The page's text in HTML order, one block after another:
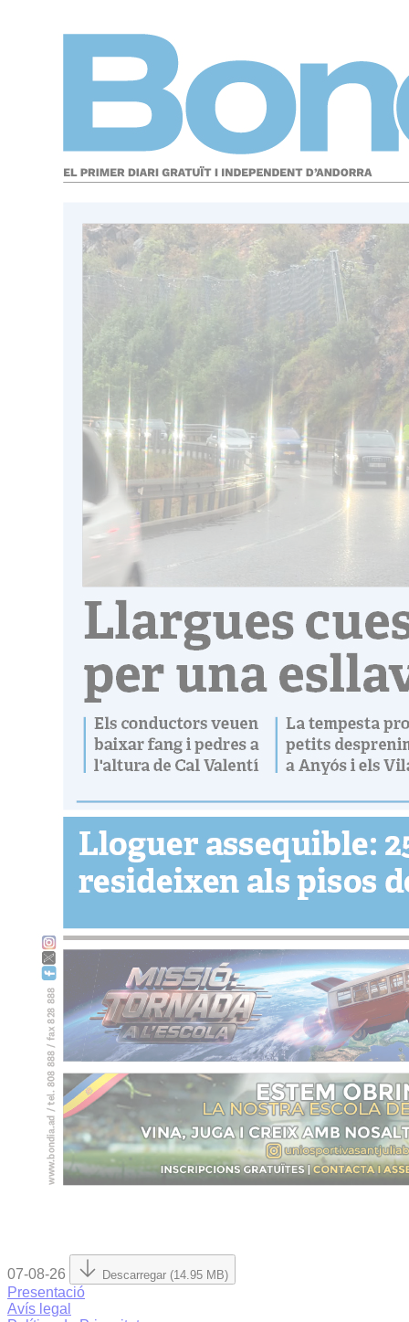
07-08-26 Descarregar (14.95 MB)
Presentació
Avís legal